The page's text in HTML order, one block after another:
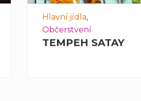
Hlavní jídla,
Občerstvení
TEMPEH SATAY